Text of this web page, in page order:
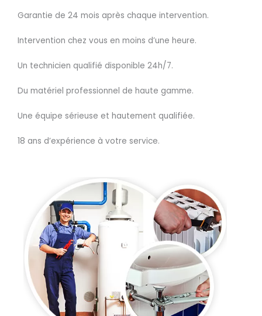
Garantie de 24 mois après chaque intervention.
Intervention chez vous en moins d’une heure.
Un technicien qualifié disponible 24h/7.
Du matériel professionnel de haute gamme.
Une équipe sérieuse et hautement qualifiée.
18 ans d’expérience à votre service.